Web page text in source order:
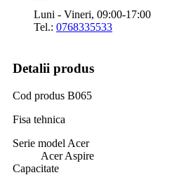
Luni - Vineri, 09:00-17:00
Tel.: 0768335533
Detalii produs
Cod produs B065
Fisa tehnica
Serie model Acer
Acer Aspire
Capacitate